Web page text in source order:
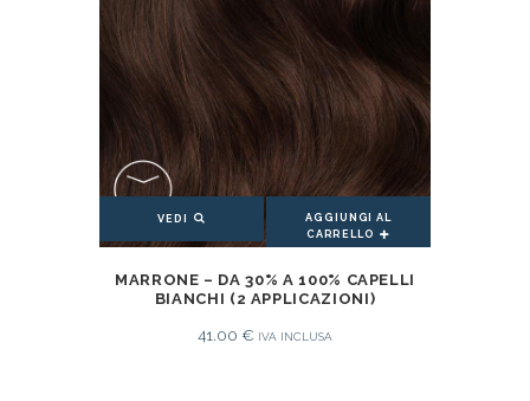
VEDI
AGGIUNGI AL
CARRELLO
MARRONE – DA 30% A 100% CAPELLI
BIANCHI (2 APPLICAZIONI)
41.00 € IVA INCLUSA